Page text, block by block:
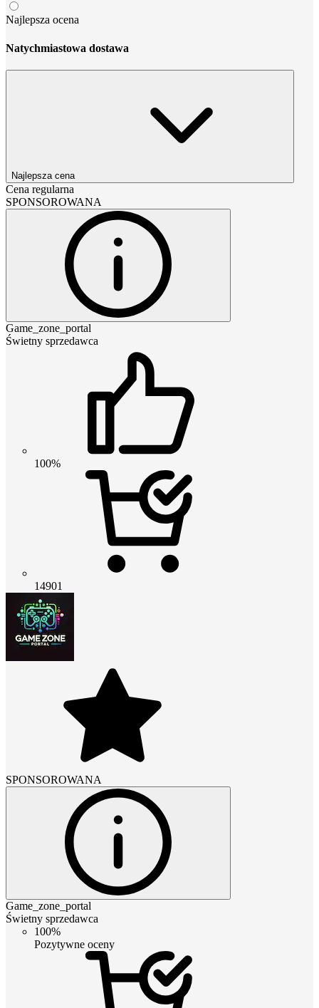
Najlepsza ocena
Natychmiastowa dostawa
Najlepsza cena
Cena regularna
SPONSOROWANA
Game_zone_portal
Świetny sprzedawca
100%
14901
SPONSOROWANA
Game_zone_portal
Świetny sprzedawca
100%
Pozytywne oceny